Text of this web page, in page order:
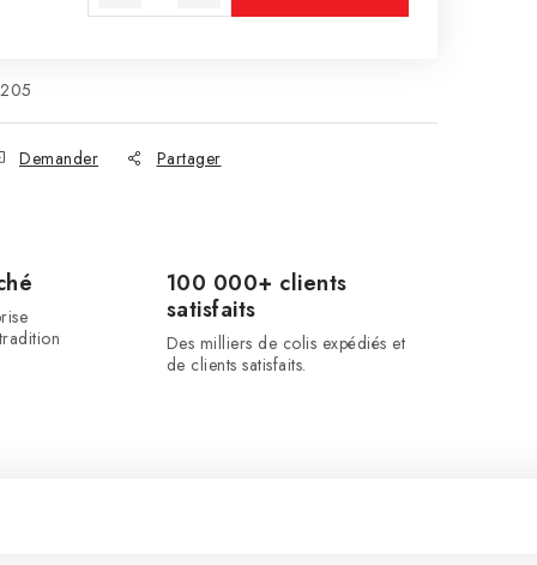
Demander Partager
100 000+ clients
satisfaits
Des milliers de colis expédiés et
de clients satisfaits.